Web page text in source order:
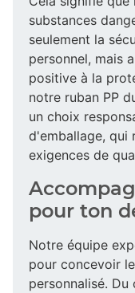
substances
seulement la
personnel, mais
positive à la
notre ruban PP
un choix
d'emballage, qui
exigences de
pour ton
Notre équipe
pour concevoir le
personnalisé.